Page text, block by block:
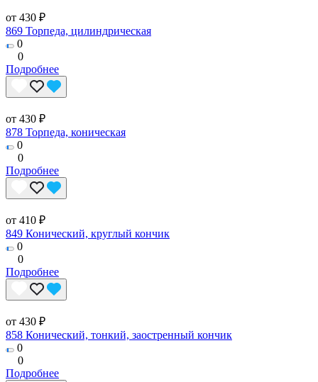
от 430 ₽
869 Торпеда, цилиндрическая
0
0
Подробнее
от 430 ₽
878 Торпеда, коническая
0
0
Подробнее
от 410 ₽
849 Конический, круглый кончик
0
0
Подробнее
от 430 ₽
858 Конический, тонкий, заостренный кончик
0
0
Подробнее